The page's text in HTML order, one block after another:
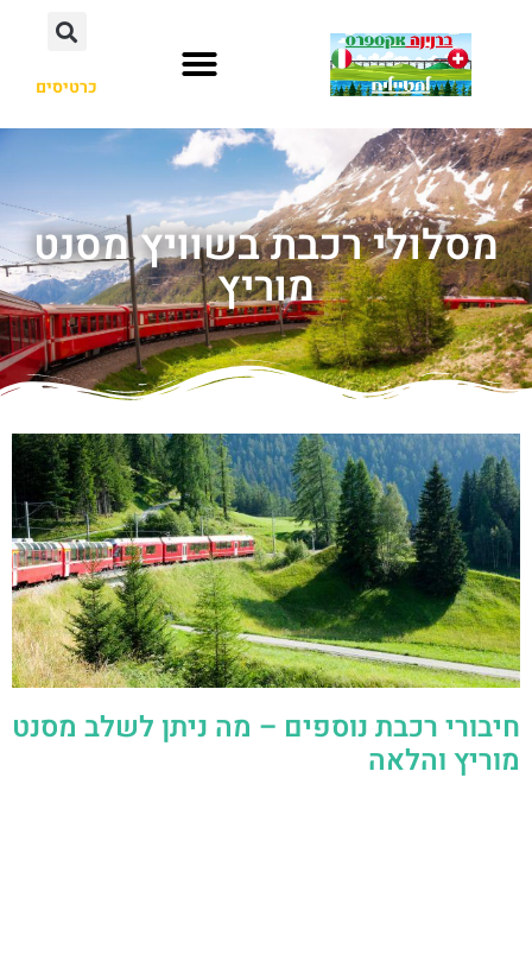
כרטיסים
מסלולי רכבת בשוויץ מסנט
מוריץ
חיבורי רכבת נוספים – מה ניתן לשלב מסנט
מוריץ והלאה